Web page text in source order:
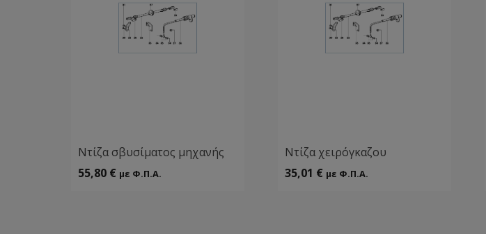
Ντίζα σβυσίματος μηχανής
55,80 € με Φ.Π.Α.
Ντίζα χειρόγκαζου
35,01 € με Φ.Π.Α.